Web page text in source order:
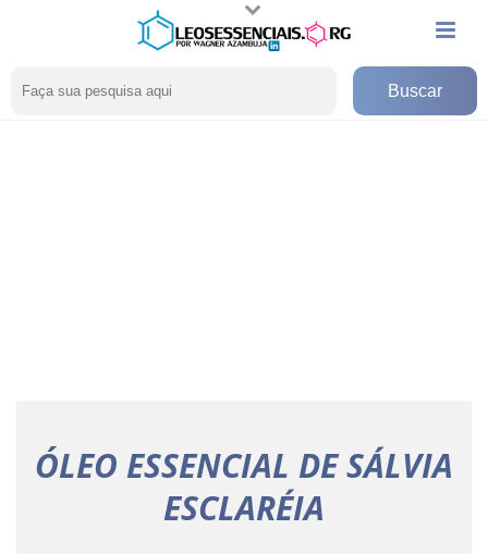
ÓLEO ESSENCIAL DE SÁLVIA
ESCLARÉIA